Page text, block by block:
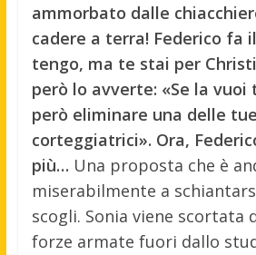
ammorbato dalle
cadere a terra! Federico fa
tengo, ma te stai per
però lo avverte: «Se la vuoi
però eliminare una delle tue
corteggiatrici». Ora,
più… Una proposta che è
miserabilmente a
scogli. Sonia viene scortata
forze armate fuori dallo